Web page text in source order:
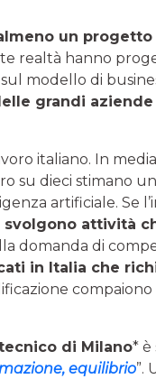
un progetto
realtà hanno
modello di
grandi
italiano. In
su dieci stimano
artificiale. Se
svolgono attività
domanda di
in Italia che
di Milano* è
equilibrio”.